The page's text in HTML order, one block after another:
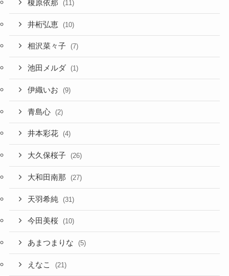
榎原依那 (11)
井桁弘恵 (10)
相沢菜々子 (7)
池田メルダ (1)
伊織いお (9)
青島心 (2)
井本彩花 (4)
大久保桜子 (26)
大和田南那 (27)
天羽希純 (31)
今田美桜 (10)
あまつまりな (5)
えなこ (21)